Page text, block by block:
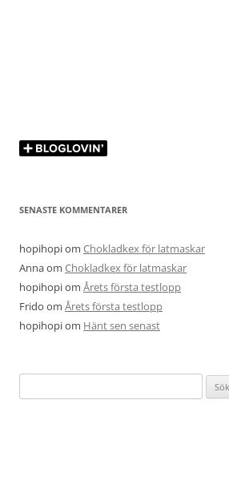
SENASTE KOMMENTARER
hopihopiom Chokladkex för latmaskar
Annaom Chokladkex för latmaskar
hopihopiom Årets första testlopp
Frido om Årets första testlopp
hopihopiom Hänt sen senast
efter: